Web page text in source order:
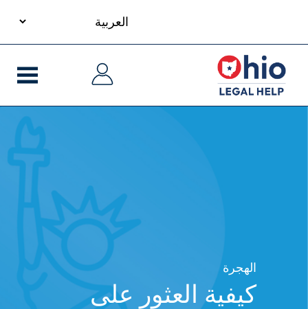
language
الهجرة
كيفية العثور على